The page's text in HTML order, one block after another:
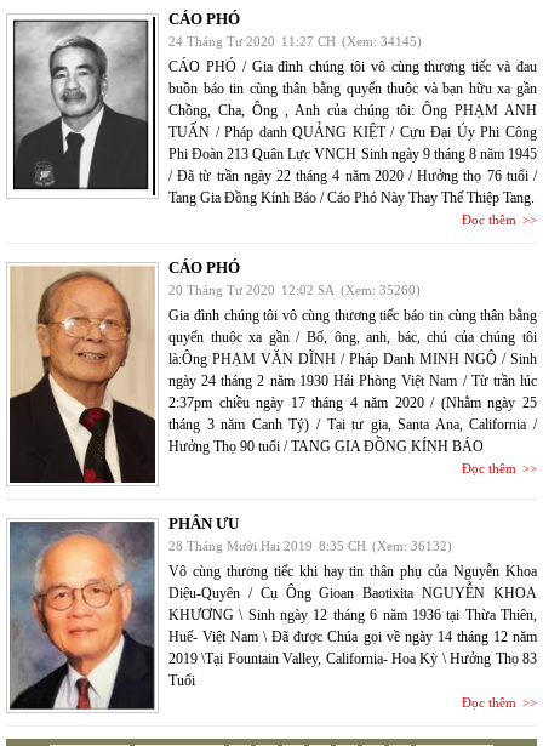
CÁO PHÓ
24 Tháng Tư 2020 11:27 CH (Xem: 34145)
CÁO PHÓ / Gia đình chúng tôi vô cùng thương tiếc và đau
buồn báo tin cùng thân bằng quyến thuộc và bạn hữu xa gần
Chồng, Cha, Ông , Anh của chúng tôi: Ông PHẠM ANH
TUẤN / Pháp danh QUẢNG KIỆT / Cựu Đại Úy Phi Công
Phi Đoàn 213 Quân Lực VNCH Sinh ngày 9 tháng 8 năm 1945
/ Đã từ trần ngày 22 tháng 4 năm 2020 / Hưởng thọ 76 tuổi /
Tang Gia Đồng Kính Báo / Cáo Phó Này Thay Thế Thiệp Tang.
Đọc thêm
CÁO PHÓ
20 Tháng Tư 2020 12:02 SA (Xem: 35260)
Gia đình chúng tôi vô cùng thương tiếc báo tin cùng thân bằng
quyến thuộc xa gần / Bố, ông, anh, bác, chú của chúng tôi
là:Ông PHẠM VĂN DĨNH / Pháp Danh MINH NGỘ / Sinh
ngày 24 tháng 2 năm 1930 Hải Phòng Việt Nam / Từ trần lúc
2:37pm chiều ngày 17 tháng 4 năm 2020 / (Nhằm ngày 25
tháng 3 năm Canh Tý) / Tại tư gia, Santa Ana, California /
Hưởng Thọ 90 tuổi / TANG GIA ĐỒNG KÍNH BÁO
Đọc thêm
PHÂN ƯU
28 Tháng Mười Hai 2019 8:35 CH (Xem: 36132)
Vô cùng thương tiếc khi hay tin thân phụ của Nguyễn Khoa
Diệu-Quyên / Cụ Ông Gioan Baotixita NGUYỄN KHOA
KHƯƠNG \ Sinh ngày 12 tháng 6 năm 1936 tại Thừa Thiên,
Huế- Việt Nam \ Đã được Chúa gọi về ngày 14 tháng 12 năm
2019 \Tại Fountain Valley, California- Hoa Kỳ \ Hưởng Thọ 83
Tuổi
Đọc thêm